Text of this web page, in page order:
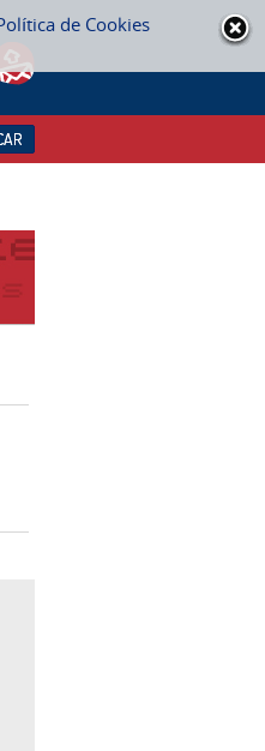
de Cookies